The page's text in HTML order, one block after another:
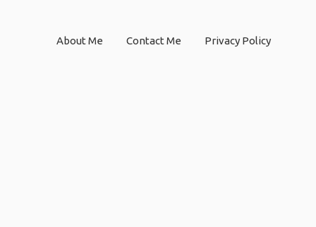
About Me Contact Me Privacy Policy